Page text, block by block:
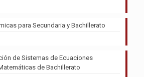
para Secundaria y Bachillerato
de Sistemas de Ecuaciones
de Bachillerato